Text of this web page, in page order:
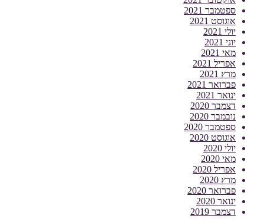
ספטמבר 2021
אוגוסט 2021
יולי 2021
יוני 2021
מאי 2021
אפריל 2021
מרץ 2021
פברואר 2021
ינואר 2021
דצמבר 2020
נובמבר 2020
ספטמבר 2020
אוגוסט 2020
יולי 2020
מאי 2020
אפריל 2020
מרץ 2020
פברואר 2020
ינואר 2020
דצמבר 2019